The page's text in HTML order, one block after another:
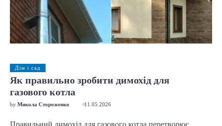
Дім і сад
Як правильно зробити димохід для
газового котла
by Микола Стороженко 11.05.2026
Правильний димохід для газового котла перетворює